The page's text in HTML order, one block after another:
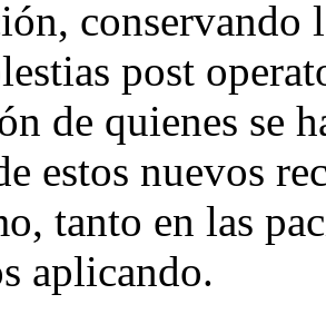
conservando
post
de quienes se
estos nuevos
tanto en las
aplicando.